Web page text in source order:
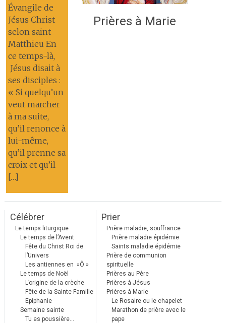
Évangile de
Jésus Christ
selon saint
Matthieu En
ce temps-là,
Jésus disait à
ses disciples :
« Si quelqu’un
veut marcher
à ma suite,
qu’il renonce à
lui-même,
qu’il prenne sa
croix et qu’il
[…]
Prières à Marie
Célébrer
Le temps liturgique
Le temps de l’Avent
Fête du Christ Roi de
l’Univers
Les antiennes en »Ô »
Le temps de Noël
L’origine de la crèche
Fête de la Sainte Famille
Epiphanie
Semaine sainte
Tu es poussière…
Prier
Prière maladie, souffrance
Prière maladie épidémie
Saints maladie épidémie
Prière de communion
spirituelle
Prières au Père
Prières à Jésus
Prières à Marie
Le Rosaire ou le chapelet
Marathon de prière avec le
pape